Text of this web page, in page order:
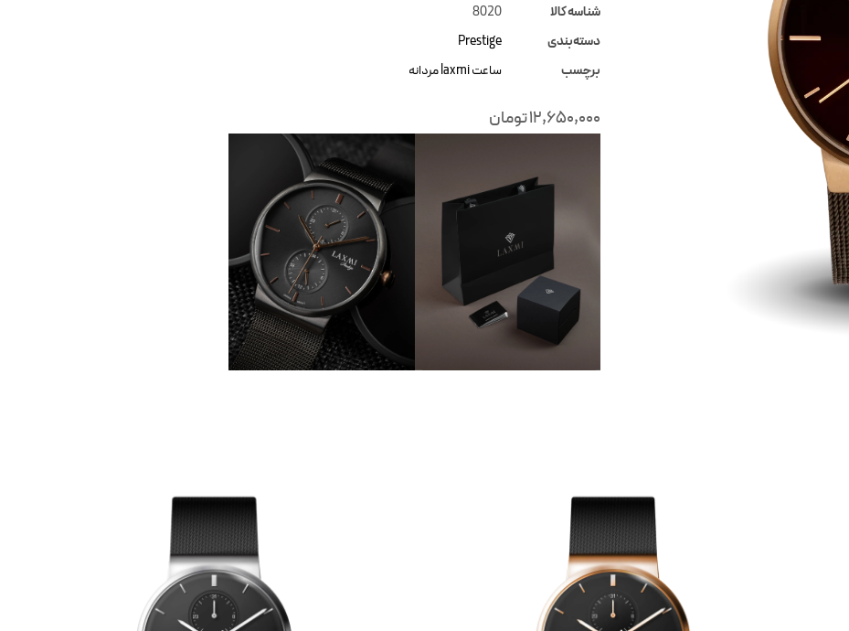
شناسه کالا
8020
دسته‌بندی
Prestige
برچسب
ساعت laxmi مردانه
12,650,000تومان